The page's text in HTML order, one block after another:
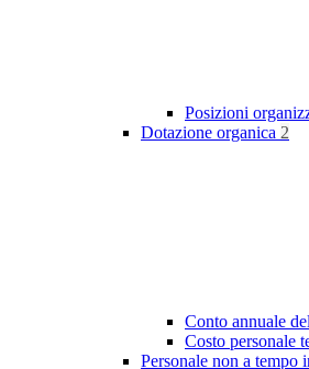
Posizioni
Dotazione organica 2
Conto annuale
Costo personale
Personale non a tempo